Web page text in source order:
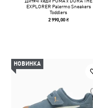
EXPLORER Palermo Sneakers
Toddlers
2 990,00 ₴
НОВИНКА